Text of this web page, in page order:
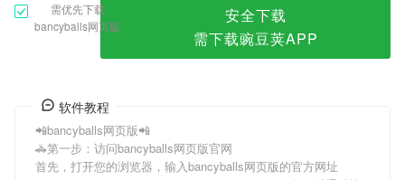
需优先下载
bancyballs网页版
安全下载
需下载豌豆荚APP
软件教程
📲bancyballs网页版📲
🚓第一步：访问bancyballs网页版官网
首先，打开您的浏览器，输入bancyballs网页版的官方网址